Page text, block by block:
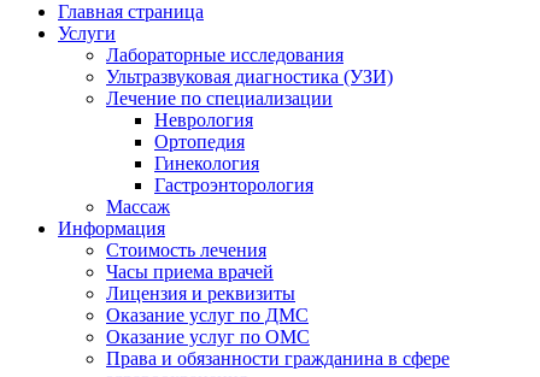
Главная страница
Услуги
Лабораторные исследования
Ультразвуковая диагностика (УЗИ)
Лечение по специализации
Неврология
Ортопедия
Гинекология
Гастроэнторология
Массаж
Информация
Стоимость лечения
Часы приема врачей
Лицензия и реквизиты
Оказание услуг по ДМС
Оказание услуг по ОМС
Права и обязанности гражданина в сфере